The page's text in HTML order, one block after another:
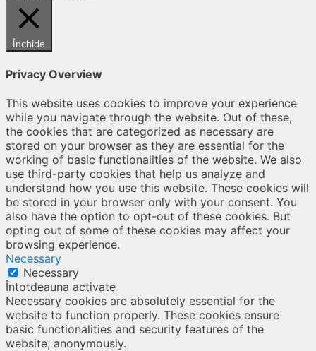
Închide
Privacy Overview
This website uses cookies to improve your experience
while you navigate through the website. Out of these,
the cookies that are categorized as necessary are
stored on your browser as they are essential for the
working of basic functionalities of the website. We also
use third-party cookies that help us analyze and
understand how you use this website. These cookies will
be stored in your browser only with your consent. You
also have the option to opt-out of these cookies. But
opting out of some of these cookies may affect your
browsing experience.
Necessary
Necessary
Întotdeauna activate
Necessary cookies are absolutely essential for the
website to function properly. These cookies ensure
basic functionalities and security features of the
website, anonymously.